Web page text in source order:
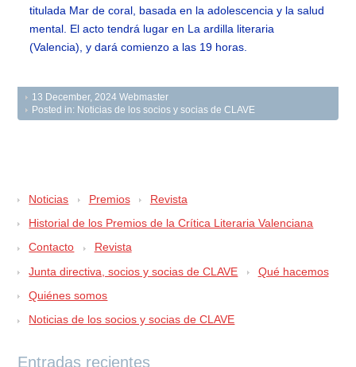
titulada Mar de coral, basada en la adolescencia y la salud
mental. El acto tendrá lugar en La ardilla literaria
(Valencia), y dará comienzo a las 19 horas.
13 December, 2024 Webmaster
Posted in: Noticias de los socios y socias de CLAVE
Noticias Premios
Revista
Historial de los Premios de la Crítica Literaria Valenciana
Contacto
Revista
Junta directiva, socios y socias de CLAVE
Qué hacemos
Quiénes somos
Noticias de los socios y socias de CLAVE
Entradas recientes